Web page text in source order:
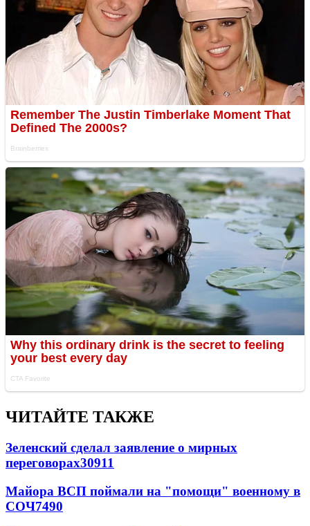
ЧИТАЙТЕ ТАКЖЕ
Зеленский сделал заявление о мирных
переговорах30911
Майора ВСП поймали на "помощи" военному в
СОЧ7490